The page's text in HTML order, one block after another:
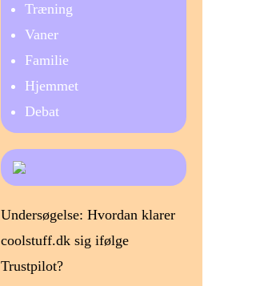
Træning
Vaner
Familie
Hjemmet
Debat
Undersøgelse: Hvordan klarer
coolstuff.dk sig ifølge
Trustpilot?